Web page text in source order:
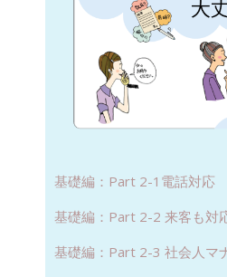
基礎編：Part 2-1電話対応
基礎編：Part 2-2 来客も対
基礎編：Part 2-3 社会人マ